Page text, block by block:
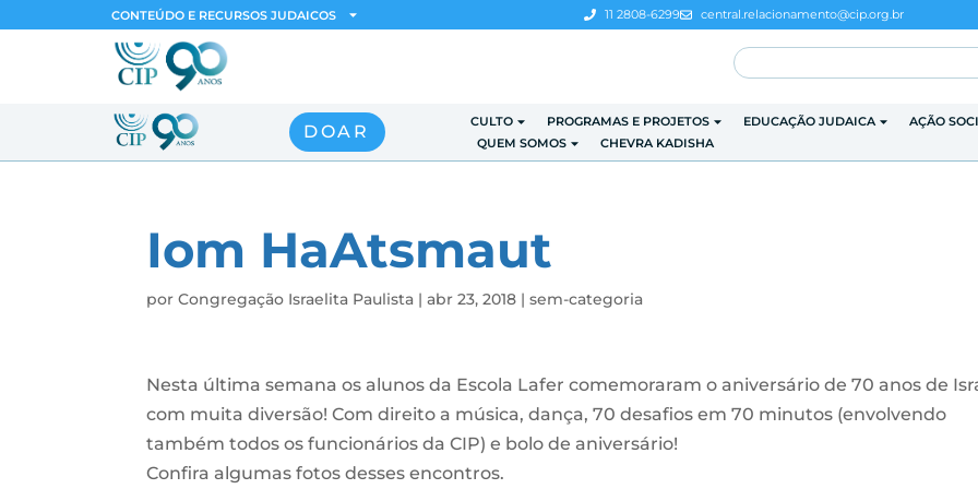
CONTEÚDO E RECURSOS JUDAICOS 11 2808-6299 central.relacionamento@cip.org.br
DOAR CULTO PROGRAMAS E PROJETOS EDUCAÇÃO JUDAICA
AÇÃO
QUEM SOMOS
CHEVRA KADISHA
Iom HaAtsmaut
porCongregação Israelita Paulista |abr 23, 2018 |sem-categoria
Nesta última semana os alunos da Escola Lafer comemoraram o aniversário de 70 anos de
com muita diversão! Com direito a música, dança, 70 desafios em 70 minutos (envolvendo
também todos os funcionários da CIP) e bolo de aniversário!
Confira algumas fotos desses encontros.